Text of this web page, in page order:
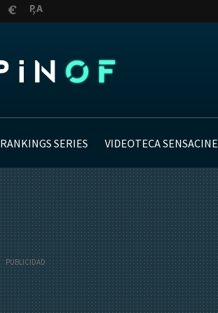
RANKINGS SERIES VIDEOTECA SENSACINE